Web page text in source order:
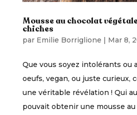
Mousse au chocolat
chiches
par Emilie Borriglione | Mar 8,
Que vous soyez intolérants ou
oeufs, vegan, ou juste curieux,
une véritable révélation ! Qui
pouvait obtenir une mousse au